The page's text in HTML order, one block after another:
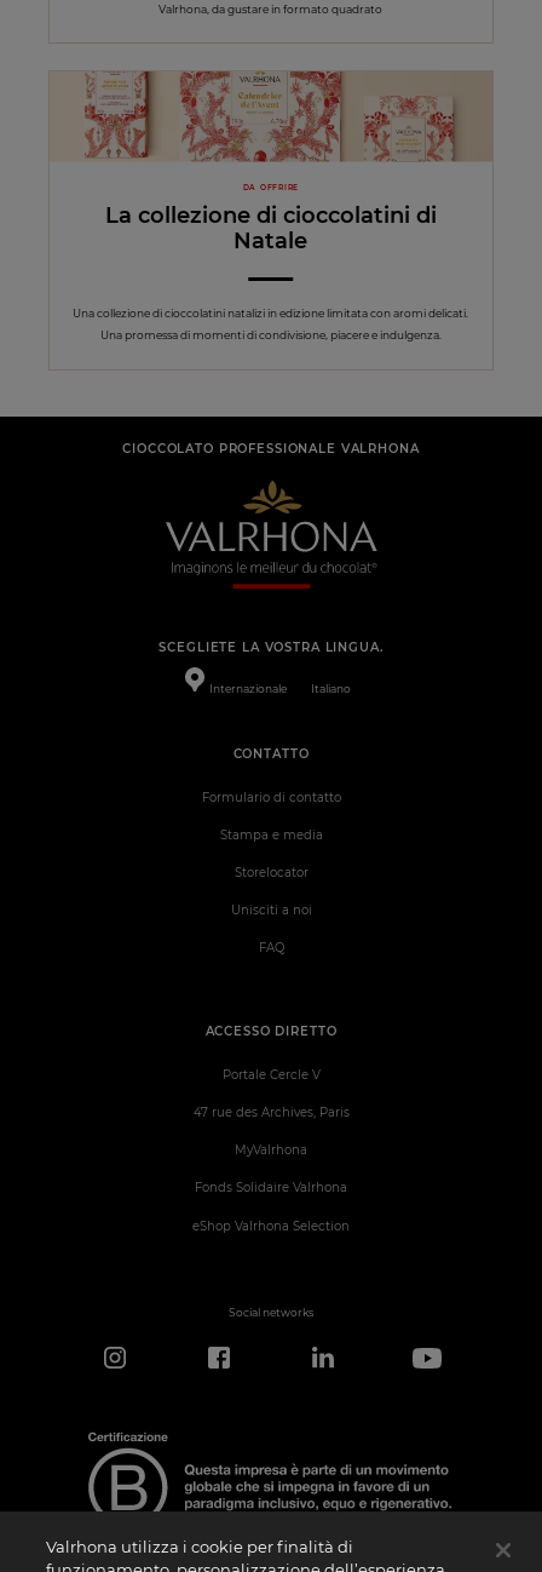
Valrhona, da gustare in formato quadrato
DA OFFRIRE
La collezione di cioccolatini di
Natale
Una collezione di cioccolatini natalizi in edizione limitata con aromi delicati.
Una promessa di momenti di condivisione, piacere e indulgenza.
CIOCCOLATO PROFESSIONALE VALRHONA
SCEGLIETE LA VOSTRA LINGUA.
Internazionale Italiano
ACCESSO DIRETTO
Portale Cercle V
47 rue des Archives, Paris
MyValrhona
Fonds Solidaire Valrhona
eShop Valrhona Selection
CONTATTO
Formulario di contatto
Stampa e media
Storelocator
Unisciti a noi
FAQ
Social networks
Valrhona utilizza i cookie per finalità di